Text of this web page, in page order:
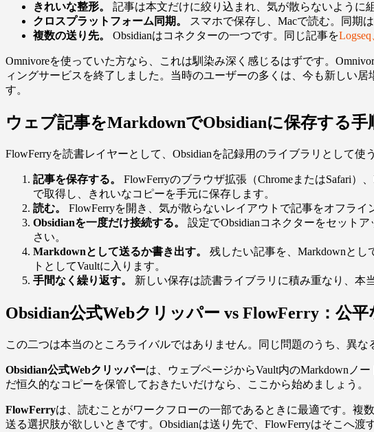
きれいな整形。
記事は本文だけに絞り込まれ、気が散らないように
クロスプラットフォーム同期。
スマホで保存し、Macで読む。同期
複数の送り先。
Obsidianはコネクターの一つです。同じ記事を
Omnivoreを使っていた方なら、これは馴染み深く感じるはずです。
ィングサービスを終了しました。当時のユーザーの多くは、今も新しい
す。
ウェブ記事をMarkdownでObsidianに保存する手
FlowFerryを読書レイヤーとして、Obsidianを記録用のライブラリとして使
記事を保存する。
FlowFerryのブラウザ拡張（ChromeまたはSafari）
で取得し、きれいなコピーを手元に保存します。
読む。
FlowFerryを開き、気が散らないレイアウトで記事をオフライ
Obsidianを一度だけ接続する。
設定でObsidianコネクターをセット
さい。
Markdownとして送るか書き出す。
残したい記事を、Markdownとし
トとしてVaultに入ります。
手間なく繰り返す。
新しい保存は読書ライブラリに積み重なり、本
Obsidian公式Webクリッパー vs FlowFerry：公平
この二つは本当のところライバルではありません。同じ問題のうち、異な
Obsidian公式Webクリッパーは、ウェブページからVault内のMarkdownノ
だ恒久的なコピーを保管しておきたいだけなら、ここから始めましょう。
FlowFerryは、読むことがワークフローの一部であるときに最適です。複
送る選択肢が欲しいときです。Obsidianは送り先で、FlowFerryはそこへ渡